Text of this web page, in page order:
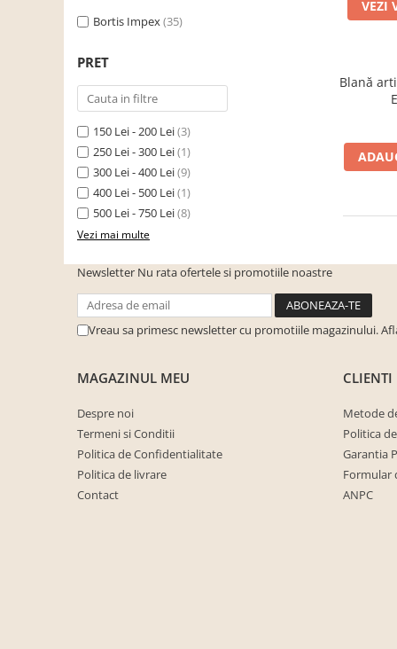
Mese bucatarie /dining
Scaune bucatarie
Scaune din lemn
Comode lux-ultramoderne
Dulapuri haine si Sifoniere
Masute de toaleta
Noptiere dormitor
Paturi de 1 persoana
Paturi metalice
Paturi tapitate
Seturi dormitoare complete
Suporturi saltea/Somiere/Gratii
Bortis Impex(35)
PRET
150 Lei - 200 Lei(3)
250 Lei - 300 Lei(1)
300 Lei - 400 Lei(9)
400 Lei - 500 Lei(1)
500 Lei - 750 Lei(8)
Vezi mai multe
VEZI
Blană
Newsletter Nu rata ofertele si promotiile noastre
Vreau sa primesc newsletter cu promotiile magazinului.
MAGAZINUL MEU
Despre noi
Termeni si Conditii
Politica de Confidentialitate
Politica de livrare
Contact
CLIENTI
Metode
Politica
Garantia
Formular
ANPC